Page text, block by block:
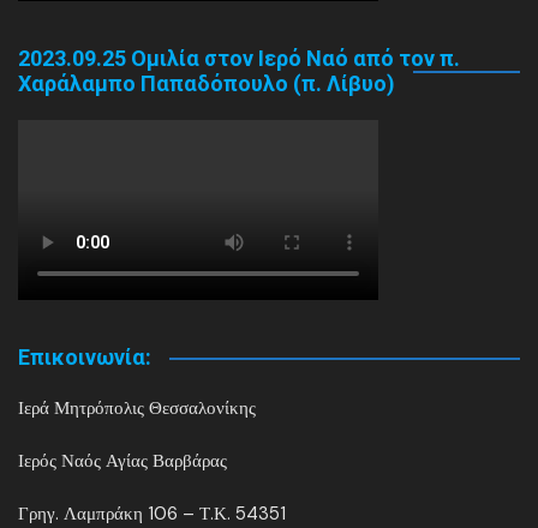
2023.09.25 Ομιλία στον Ιερό Ναό από τον π.
Χαράλαμπο Παπαδόπουλο (π. Λίβυο)
Επικοινωνία:
Ιερά Μητρόπολις Θεσσαλονίκης
Ιερός Ναός Αγίας Βαρβάρας
Γρηγ. Λαμπράκη 106 – Τ.Κ. 54351